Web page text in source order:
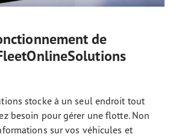
de
stocke à un seul endroit tout
besoin pour gérer une flotte. Non
sur vos véhicules et